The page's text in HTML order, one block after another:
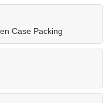
Case Packing